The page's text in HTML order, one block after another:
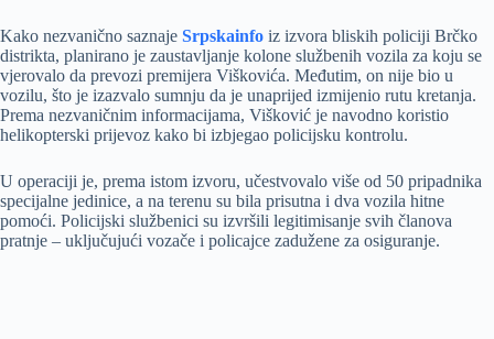
Kako nezvanično saznaje Srpskainfo iz izvora bliskih policiji Brčko
distrikta, planirano je zaustavljanje kolone službenih vozila za koju se
vjerovalo da prevozi premijera Viškovića. Međutim, on nije bio u
vozilu, što je izazvalo sumnju da je unaprijed izmijenio rutu kretanja.
Prema nezvaničnim informacijama, Višković je navodno koristio
helikopterski prijevoz kako bi izbjegao policijsku kontrolu.
U operaciji je, prema istom izvoru, učestvovalo više od 50 pripadnika
specijalne jedinice, a na terenu su bila prisutna i dva vozila hitne
pomoći. Policijski službenici su izvršili legitimisanje svih članova
pratnje – uključujući vozače i policajce zadužene za osiguranje.